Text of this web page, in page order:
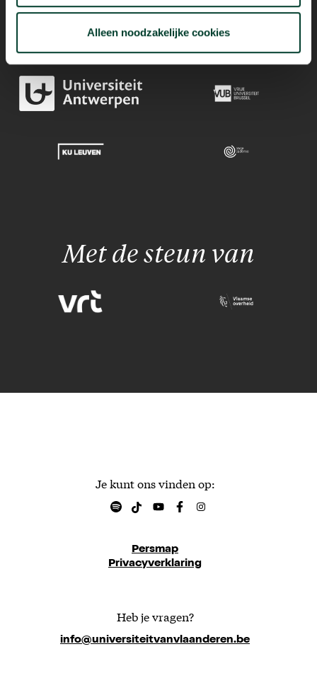
Alleen noodzakelijke cookies
Met de steun van
Je kunt ons vinden op:
Persmap
Privacyverklaring
Heb je vragen?
info@universiteitvanvlaanderen.be